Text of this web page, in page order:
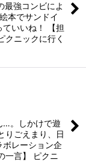
最強コンビによ
本でサンドイ
いいね！ 【担
クニックに行く
…。しかけで遊
りごえまり、日
ボレーション企
一言】 ピクニ